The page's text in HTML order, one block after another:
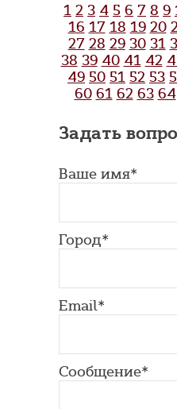
1 2 3 4 5 6 7 8 9
16 17 18 19 20
27 28 29 30 31
38 39 40 41 42
49 50 51 52 53
60 61 62 63 64
Задать
Ваше имя*
Город*
Email*
Сообщение*